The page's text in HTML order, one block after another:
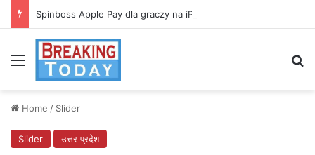
Spinboss Apple Pay dla graczy na iPhone
Menu
Home / Slider
Slider उत्तर प्रदेश